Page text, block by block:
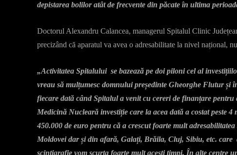
depistarea bolilor atât de frecvente din păcate în ultima
Doctorul Alexandru Calancea, managerul Spitalul Clinic
precizând că aparatul va avea o adresabilitate la nivel național,
„Activitatea Spitalului se bazează pe doi piloni cel al
vreau să mulțumesc domnului președinte Gheorghe Flutur și
fiecare dată când Spitalul a venit cu cereri de finanțare
Medicină Nucleară investiție care la acea dată a costat peste
450.000 de euro pentru că a crescut foarte mult
Moldovei dar și din afară, Galați, Brăila, Cluj, Sibiu, etc. care
scintigrafie vom scurta foarte mult acești timpi. În alte centre